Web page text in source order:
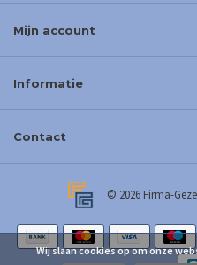
Mijn account
Informatie
Contact
© 2026 Firma-
Wij slaan cookies op om onze